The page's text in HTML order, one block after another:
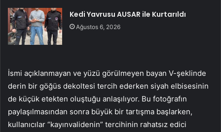
Kedi Yavrusu AUSAR ile Kurtarıldı
Ağustos 6, 2026
İsmi açıklanmayan ve yüzü görülmeyen bayan V-şeklinde
derin bir göğüs dekoltesi tercih ederken siyah elbisesinin
de küçük etekten oluştuğu anlaşılıyor. Bu fotoğrafın
paylaşılmasından sonra büyük bir tartışma başlarken,
kullanıcılar “kayınvalidenin” tercihinin rahatsız edici